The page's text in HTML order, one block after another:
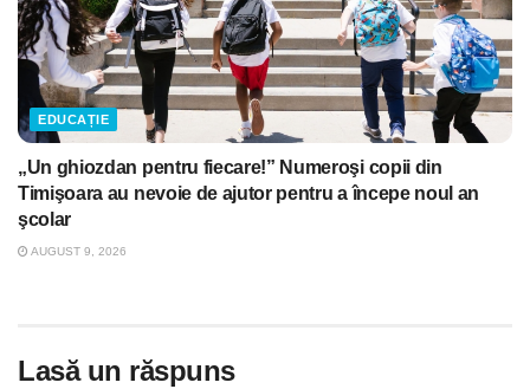
EDUCAȚIE
„Un ghiozdan pentru fiecare!” Numeroşi copii din
Timişoara au nevoie de ajutor pentru a începe noul an
şcolar
AUGUST 9, 2026
Lasă un răspuns